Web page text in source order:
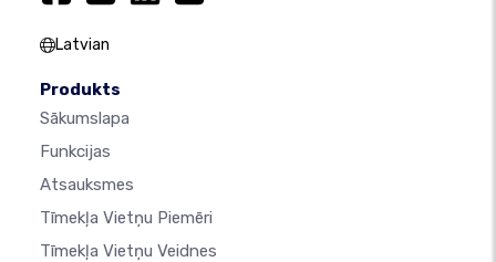
Latvian
Produkts
Sākumslapa
Funkcijas
Atsauksmes
Tīmekļa Vietņu Piemēri
Tīmekļa Vietņu Veidnes